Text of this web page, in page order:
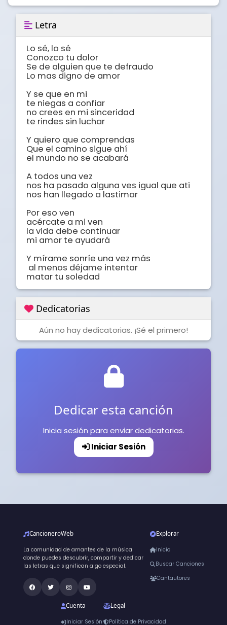
Letra
Lo sé, lo sé
Conozco tu dolor
Se de alguien que te defraudo
Lo mas digno de amor
Y se que en mi
te niegas a confiar
no crees en mi sinceridad
te rindes sin luchar
Y quiero que comprendas
Que el camino sigue ahí
el mundo no se acabará
A todos una vez
nos ha pasado alguna ves igual que ati
nos han llegado a lastimar
Por eso ven
acércate a mi ven
la vida debe continuar
mi amor te ayudará
Y mírame sonríe una vez más
matar tu soledad
Dedicatorias
Aún no hay dedicatorias. ¡Sé el primero!
Dedicar esta canción
Inicia sesión para enviar dedicatorias.
Iniciar Sesión
CancioneroWeb
La comunidad de amantes de la música
donde puedes descubrir, compartir y dedicar
las letras que significan algo especial.
Explorar
Inicio
Buscar Canciones
Cantautores
Cuenta
Iniciar Sesión
Legal
Política de Privacidad